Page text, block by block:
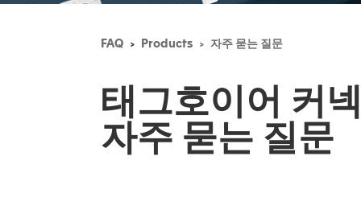
FAQ Products 자주 묻는 질문
태그호이어 커
자주 묻는 질문